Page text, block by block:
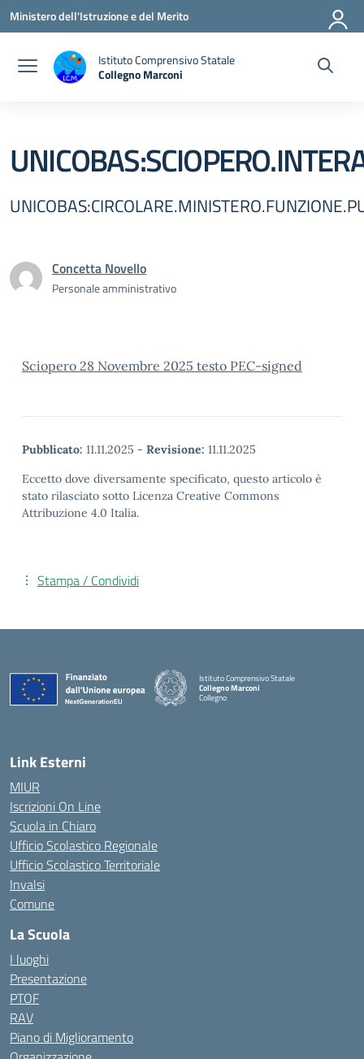
Vai ai contenuti
Vai al menu di navigazione
Vai al footer
Ministero dell'Istruzione e del Merito
Istituto Comprensivo Statale
Collegno Marconi
Concetta Novello
Personale amministrativo
Sciopero 28 Novembre 2025 testo PEC-signed
Pubblicato: 11.11.2025 - Revisione: 11.11.2025
Eccetto dove diversamente specificato, questo articolo è
stato rilasciato sotto Licenza Creative Commons
Attribuzione 4.0 Italia.
Stampa / Condividi
Istituto Comprensivo Statale
Collegno Marconi
Collegno
Link Esterni
MIUR
Iscrizioni On Line
Scuola in Chiaro
Ufficio Scolastico Regionale
Ufficio Scolastico Territoriale
Invalsi
Comune
La Scuola
I luoghi
Presentazione
PTOF
RAV
Piano di Miglioramento